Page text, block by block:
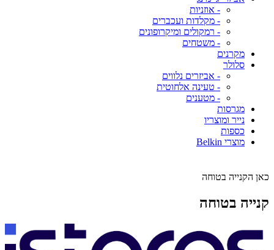
- אוזניות
- מקלדות ועכברים
- רמקולים ומיקרופונים
- משטחים
מקרנים
סלולר
- אביזרים נלווים
- טעינה אלחוטית
- מטענים
מגרסות
נייר ומוצריו
כספות
מוצרי Belkin
כאן הקנייה בטוחה
קנייה בטוחה